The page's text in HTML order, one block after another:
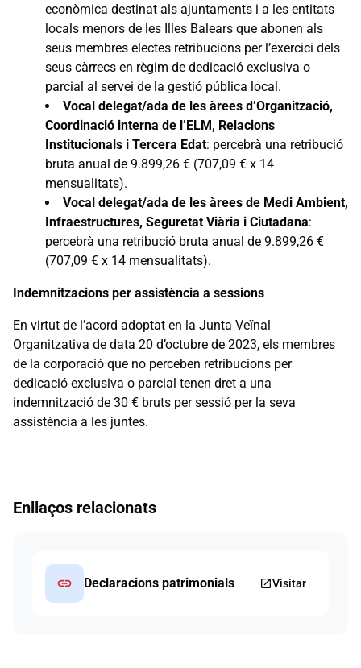
econòmica destinat als ajuntaments i a les entitats
locals menors de les Illes Balears que abonen als
seus membres electes retribucions per l’exercici dels
seus càrrecs en règim de dedicació exclusiva o
parcial al servei de la gestió pública local.
Vocal delegat/ada de les àrees d’Organització,
Coordinació interna de l’ELM, Relacions
Institucionals i Tercera Edat: percebrà una retribució
bruta anual de 9.899,26 € (707,09 € x 14
mensualitats).
Vocal delegat/ada de les àrees de Medi Ambient,
Infraestructures, Seguretat Viària i Ciutadana:
percebrà una retribució bruta anual de 9.899,26 €
(707,09 € x 14 mensualitats).
Indemnitzacions per assistència a sessions
En virtut de l’acord adoptat en la Junta Veïnal
Organitzativa de data 20 d’octubre de 2023, els membres
de la corporació que no perceben retribucions per
dedicació exclusiva o parcial tenen dret a una
indemnització de 30 € bruts per sessió per la seva
assistència a les juntes.
Enllaços relacionats
link Declaracions patrimonials open_in_newVisitar